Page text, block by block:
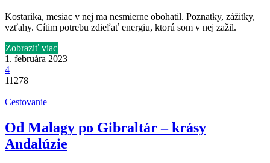
Kostarika, mesiac v nej ma nesmierne obohatil. Poznatky, zážitky,
vzťahy. Cítim potrebu zdieľať energiu, ktorú som v nej zažil.
Zobraziť viac
1. februára 2023
4
11278
Cestovanie
Od Malagy po Gibraltár – krásy
Andalúzie